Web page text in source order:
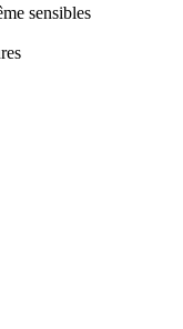
sensibles